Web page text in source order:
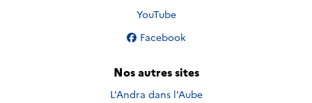
Nous suivre sur
YouTube
Nous suivre sur
Facebook
Nos autres sites
L'Andra dans l'Aube